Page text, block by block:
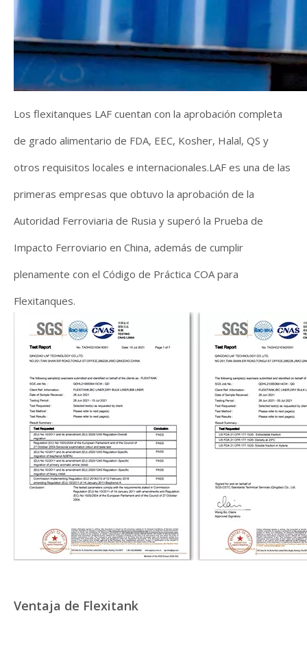
Los flexitanques LAF cuentan con la aprobación completa
de grado alimentario de FDA, EEC, Kosher, Halal, QS y
otros requisitos locales e internacionales.LAF es una de las
primeras empresas que obtuvo la aprobación de la
Autoridad Ferroviaria de Rusia y superó la Prueba de
Impacto Ferroviario en China, además de cumplir
plenamente con el Código de Práctica COA para
Flexitanques.
Ventaja de Flexitank